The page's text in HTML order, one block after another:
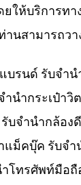
ห้บริการท
นสามารถ
รนด์ รับจำ
ำนำกระเ
บจำนำกล้
ม็คบุ๊ค รับ
ทรศัพท์มือ